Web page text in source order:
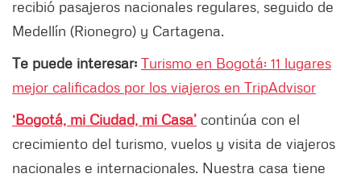
recibió pasajeros nacionales regulares, seguido de
Medellín (Rionegro) y Cartagena.
Te puede interesar: Turismo en Bogotá: 11 lugares
mejor calificados por los viajeros en TripAdvisor
‘Bogotá, mi Ciudad, mi Casa’ continúa con el
crecimiento del turismo, vuelos y visita de viajeros
nacionales e internacionales. Nuestra casa tiene